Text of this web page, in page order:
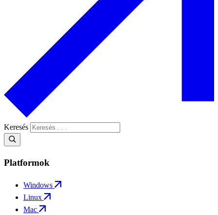
Keresés
Platformok
Windows
Linux
Mac